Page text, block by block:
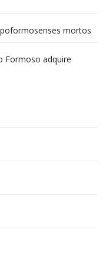
mortos
desabamentos são
Formoso adquire